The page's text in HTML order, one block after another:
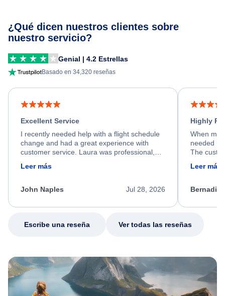
¿Qué dicen nuestros clientes sobre
nuestro servicio?
Genial | 4.2 Estrellas
Basado en 34,320 reseñas
Excellent Service
I recently needed help with a flight schedule
change and had a great experience with
customer service. Laura was professional,
friendly, and very helpful throughout the
process. She quickly found a solution and
appreciate her excellent service.
Leer más
Jul 28, 2026
John Naples
Highly
When my
needed
The
calm,
my issue.
Leer más
Escribe una reseña Ver todas las reseñas